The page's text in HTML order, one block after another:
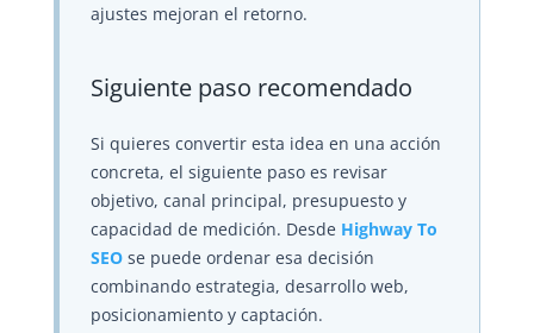
ajustes mejoran el retorno.
Siguiente paso recomendado
Si quieres convertir esta idea en una acción
concreta, el siguiente paso es revisar
objetivo, canal principal, presupuesto y
capacidad de medición. Desde Highway To
SEOse puede ordenar esa decisión
combinando estrategia, desarrollo web,
posicionamiento y captación.